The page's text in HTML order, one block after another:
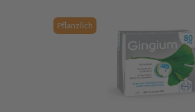
Pflanzlich